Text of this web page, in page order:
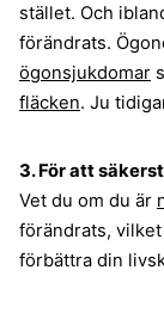
stället. Och
förändrats.
ögonsjukdomar
fläcken. Ju
3. För att
Vet du om du är
förändrats,
förbättra din